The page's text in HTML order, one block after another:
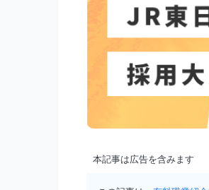
本記事は広告を含みます